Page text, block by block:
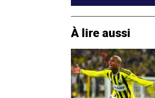
À lire aussi